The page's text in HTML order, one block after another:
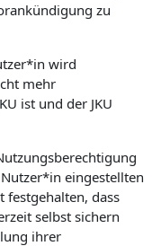
zu
wird
mehr
ist und der JKU
eingestellten
festgehalten, dass
selbst sichern
ihrer